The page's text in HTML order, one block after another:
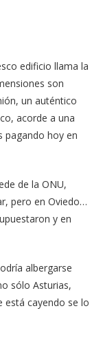
edificio llama la
son
un auténtico
acorde a una
pagando hoy en
de la ONU,
pero en Oviedo…
y en
albergarse
sólo Asturias,
está cayendo se lo